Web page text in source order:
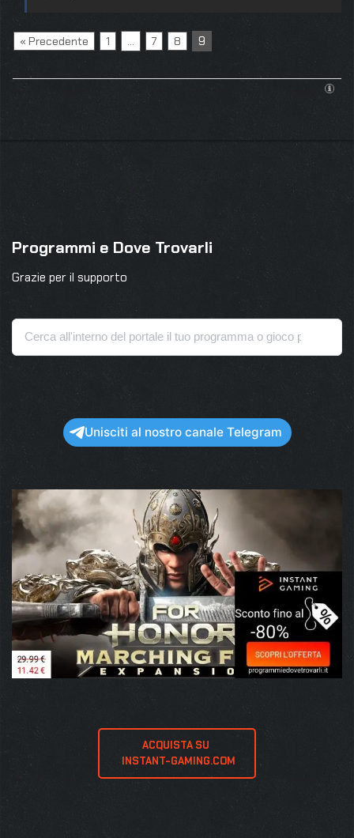
« Precedente 1 … 7 8 9
Programmi e Dove Trovarli
Grazie per il supporto
Unisciti al nostro canale Telegram
ACQUISTA SU
INSTANT-GAMING.COM